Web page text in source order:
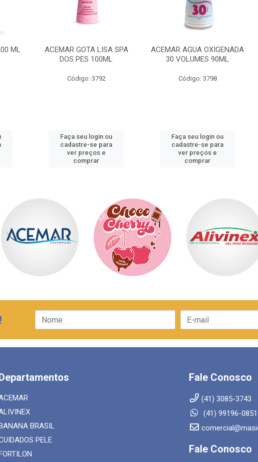
GOTA LISA SPA
DOS PES 100ML
Faça seu login ou
cadastre-se para
ACEMAR AGUA OXIGENADA
30 VOLUMES 90ML
Faça seu login ou
cadastre-se para
ACEMAR
Faça
BANANA BRASIL
PELE
FORTILON
Fale Conosco
(41) 3085-3743
(41) 99196-0851
Fale Conosco